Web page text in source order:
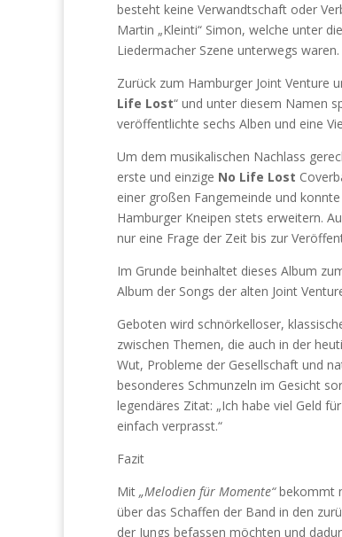
besteht keine Verwandtschaft oder
Martin „Kleinti“ Simon, welche unter
Liedermacher Szene unterwegs waren.
Zurück zum Hamburger Joint Venture
Life Lost“ und unter diesem Namen
veröffentlichte sechs Alben und eine
Um dem musikalischen Nachlass
erste und einzige No Life Lost
einer großen Fangemeinde und
Hamburger Kneipen stets erweitern.
nur eine Frage der Zeit bis zur
Im Grunde beinhaltet dieses Album
Album der Songs der alten Joint
Geboten wird schnörkelloser,
zwischen Themen, die auch in der
Wut, Probleme der Gesellschaft und
besonderes Schmunzeln im Gesicht
legendäres Zitat: „Ich habe viel Geld
einfach verprasst.“
Fazit
Mit „Melodien für Momente“bekommt
über das Schaffen der Band in den
der Jungs befassen möchten und